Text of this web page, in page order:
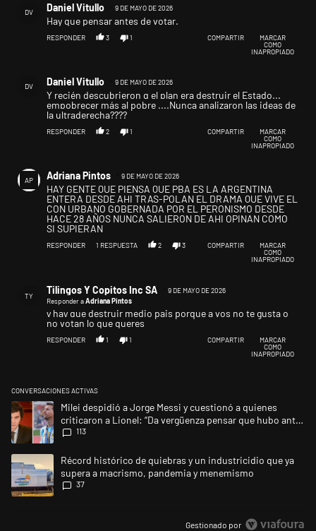
DV Daniel Vitullo 9 DE MAYO DE 2026
Hay que pensar antes de votar.
RESPONDER 3 1 COMPARTIR
MARCAR
COMO
INAPROPIADO
DV Daniel Vitullo 9 DE MAYO DE 2026
Y recién descubrieron q el plan era destruir el Estado...
empobrecer más al pobre ....Nunca analizaron las ideas de
la ultraderecha????
RESPONDER 2 1 COMPARTIR
MARCAR
COMO
INAPROPIADO
AP Adriana Pintos 9 DE MAYO DE 2026
HAY GENTE QUE PIENSA QUE PBA ES LA ARGENTINA
ENTERA DESDE AHI TRAS-POLAN EL DRAMA QUE VIVE EL
CON URBANO GOBERNADA POR EL PERONISMO DESDE
HACE 28 AÑOS NUNCA SALIERON DE AHI OPINAN COMO
SI SUPIERAN
RESPONDER 1 RESPUESTA 2 3 COMPARTIR
MARCAR
COMO
INAPROPIADO
TY
Tilingos Y Copitos Inc SA
9 DE MAYO DE 2026
Responder aAdriana Pintos
y hay que destruir medio pais porque a vos no te gusta o
no votan lo que queres
RESPONDER 1 1 COMPARTIR
MARCAR
COMO
INAPROPIADO
CONVERSACIONES ACTIVAS
Este listado muestra los artículos con más comentarios en los últimos
Un artículo de tendencia con el título "Milei despidió a Jorge Messi y
Milei despidió a Jorge Messi y cuestionó a quienes
criticaron a Lionel: “Da vergüenza pensar que hubo anti-
Messi”
113
Un artículo de tendencia con el título "Récord histórico de quiebras y
Récord histórico de quiebras y un industricidio que ya
supera a macrismo, pandemia y menemismo
37
Gestionado por